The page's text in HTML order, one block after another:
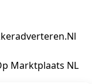
Marktplaats NL